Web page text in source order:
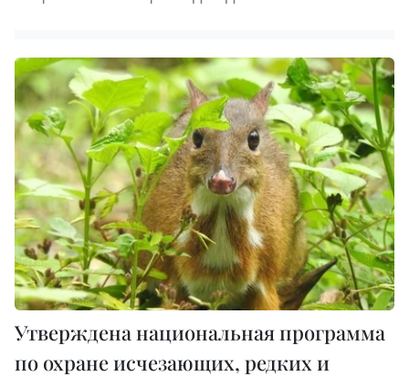
Утверждена национальная программа
по охране исчезающих, редких и